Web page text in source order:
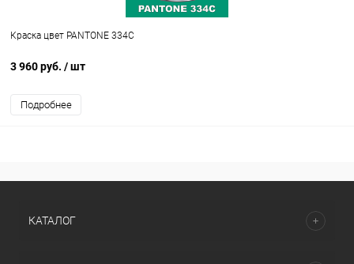
Краска цвет PANTONE 334C
3 960 руб. / шт
Подробнее
КАТАЛОГ